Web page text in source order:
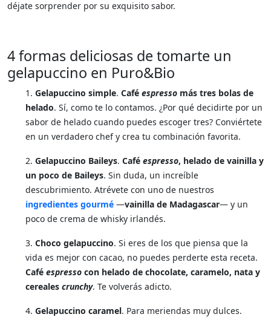
déjate sorprender por su exquisito sabor.
4 formas deliciosas de tomarte un
gelapuccino en Puro&Bio
1. Gelapuccino simple. Café espresso más tres bolas de
helado. Sí, como te lo contamos. ¿Por qué decidirte por un
sabor de helado cuando puedes escoger tres? Conviértete
en un verdadero chef y crea tu combinación favorita.
2. Gelapuccino Baileys. Café espresso, helado de vainilla y
un poco de Baileys. Sin duda, un increíble
descubrimiento. Atrévete con uno de nuestros
ingredientes gourmé —vainilla de Madagascar— y un
poco de crema de whisky irlandés.
3. Choco gelapuccino. Si eres de los que piensa que la
vida es mejor con cacao, no puedes perderte esta receta.
Café espresso con helado de chocolate, caramelo, nata y
cereales crunchy. Te volverás adicto.
4. Gelapuccino caramel. Para meriendas muy dulces.